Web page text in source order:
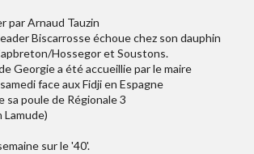
par Arnaud Tauzin
Biscarrosse échoue chez son dauphin
Hossegor et Soustons.
Georgie a été accueillie par le maire
face aux Fidji en Espagne
sa poule de Régionale 3
sur le '40'.